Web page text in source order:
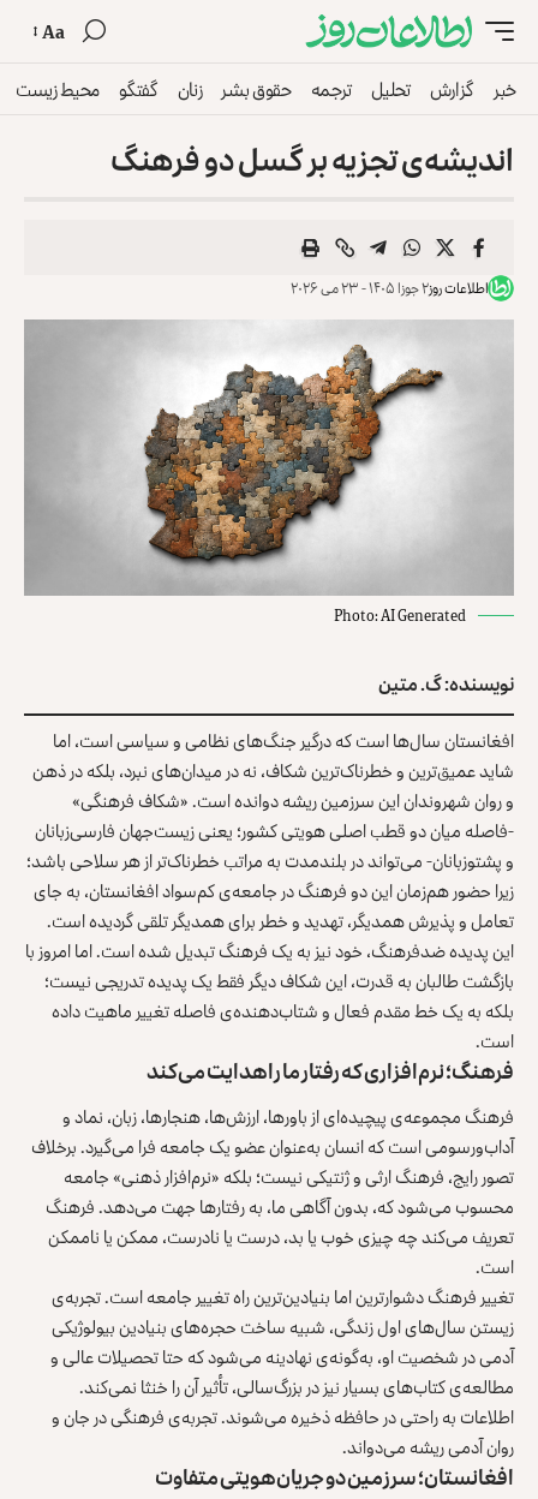
Aa
خبر گزارش تحلیل ترجمه حقوق بشر زنان گفتگو محیط زیست
اندیشه‌‌ی تجزیه بر گسل دو فرهنگ
اطلاعات روز۲ جوزا ۱۴۰۵ - ۲۳ می ۲۰۲۶
Photo: AI Generated
نویسنده: گ. متین
افغانستان سال‌ها است که درگیر جنگ‌های نظامی و سیاسی است، اما
شاید عمیق‌ترین و خطرناک‌ترین شکاف، نه در میدان‌های نبرد، بلکه در ذهن
و روان شهروندان این سرزمین ریشه دوانده است. «شکاف فرهنگی»
-فاصله‌ میان دو قطب اصلی هویتی کشور؛ یعنی زیست‌جهان فارسی‌زبانان
و پشتوزبانان- می‌تواند در بلندمدت به‌ مراتب خطرناک‌تر از هر سلاحی باشد؛
زیرا حضور هم‌زمان این دو فرهنگ در جامعه‌ی کم‌سواد افغانستان، به‌ جای
تعامل و پذیرش همدیگر، تهدید و خطر برای همدیگر تلقی گردیده است.
این پدیده‌ ضدفرهنگ، خود نیز به یک فرهنگ تبدیل شده است. اما امروز با
بازگشت طالبان به قدرت، این شکاف دیگر فقط یک پدیده‌ تدریجی نیست؛
بلکه به یک خط مقدم فعال و شتاب‌دهنده‌ی فاصله تغییر ماهیت داده
است.
فرهنگ؛ نرم‌افزاری که رفتار ما را هدایت می‌کند
فرهنگ مجموعه‌ی پیچیده‌ای از باورها، ارزش‌ها، هنجارها، زبان، نماد و
آداب‌ورسومی است که انسان به‌عنوان عضو یک جامعه فرا می‌گیرد. برخلاف
تصور رایج، فرهنگ ارثی و ژنتیکی نیست؛ بلکه «نرم‌افزار ذهنی» جامعه
محسوب می‌شود که، بدون آگاهی ما، به رفتارها جهت می‌دهد. فرهنگ
تعریف می‌کند چه چیزی خوب یا بد، درست یا نادرست، ممکن یا ناممکن
است.
تغییر فرهنگ دشوارترین اما بنیادین‌ترین راه تغییر جامعه است. تجربه‌ی
زیستن سال‌های اول زندگی، شبیه ساخت حجره‌های بنیادین بیولوژیکی
آدمی در شخصیت او، به‌گونه‌ی نهادینه می‌شود که حتا تحصیلات عالی و
مطالعه‌ی کتاب‌های بسیار نیز در بزرگ‌سالی، تأثیر آن را خنثا نمی‌کند.
اطلاعات به‌ راحتی در حافظه ذخیره می‌شوند. تجربه‌ی فرهنگی در جان و
روان آدمی ریشه می‌دواند.
افغانستان؛ سرزمین دو جریان هویتی متفاوت